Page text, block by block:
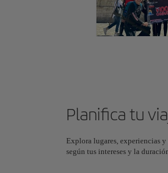
Planifica tu
Explora lugares, experiencias
según tus intereses y la